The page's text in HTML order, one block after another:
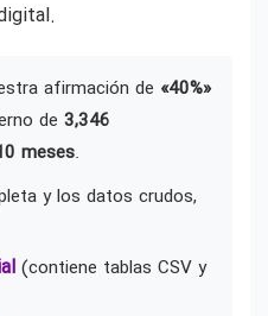
afirmación de «40%»
de 3,346
meses.
y los datos crudos,
(contiene tablas CSV y